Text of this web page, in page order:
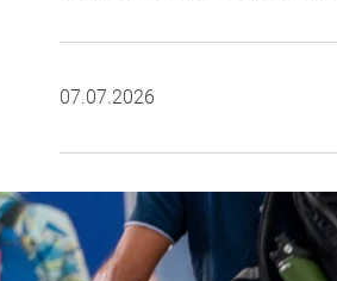
07.07.2026